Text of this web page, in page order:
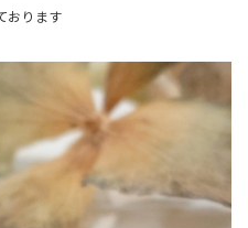
おります